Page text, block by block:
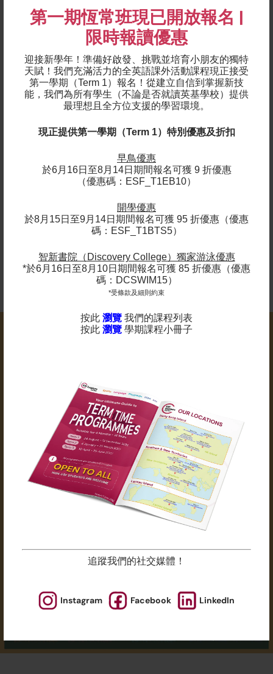
第一期恆常班現已開放報名 |
限時報讀優惠
迎接新學年！準備好啟發、挑戰並培育小朋友的獨特
天賦！我們充滿活力的全英語課外活動課程現正接受
第一學期（Term 1）報名！ 從建立自信到掌握新技
能，我們為所有學生（不論是否就讀英基學校）提供
最理想且全方位支援的學習環境。
現正提供第一學期（Term 1）特別優惠及折扣
早鳥優惠
於6月16日至8月14日期間報名可獲 9 折優惠
（優惠碼：ESF_T1EB10）
開學優惠
於8月15日至9月14日期間報名可獲 95 折優惠（優惠
碼：ESF_T1BTS5）
智新書院（Discovery College）獨家游泳優惠
*於6月16日至8月10日期間報名可獲 85 折優惠（優惠
碼：DCSWIM15）
*受條款及細則約束
按此 瀏覽 我們的課程列表
按此 瀏覽 學期課程小冊子
追蹤我們的社交媒體！
Instagram Facebook LinkedIn
*新* 編程： Web Development 102：打造你的專
屬互動網站
1對1語文課程 (1-to-1 classes)
中學課程 (12+ 歲):
西班牙語強化課程(Spanish Intensive
Improvers)
籃球 (5-16 歲)
(5-13 歲)
游水 (3-18+ 歲)
綜合運動班 – 親子班/ 非親子班/ Kindi-Combo (3-
6 歲, Multi-sports/Kindi-Combo)
網球(4-12 歲)
匹克球 (5-8歲)